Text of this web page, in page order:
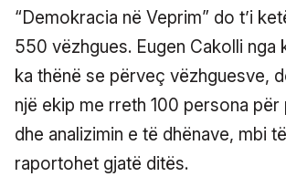
“Demokracia në Veprim” do t’i
550 vëzhgues. Eugen Cakolli nga
ka thënë se përveç vëzhguesve,
një ekip me rreth 100 persona për
dhe analizimin e të dhënave, mbi
raportohet gjatë ditës.